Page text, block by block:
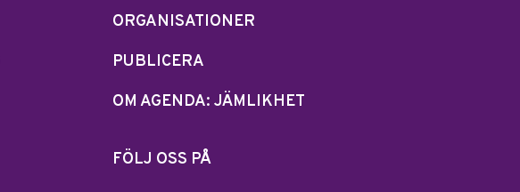
ORGANISATIONER
PUBLICERA
OM AGENDA: JÄMLIKHET
FÖLJ OSS PÅ